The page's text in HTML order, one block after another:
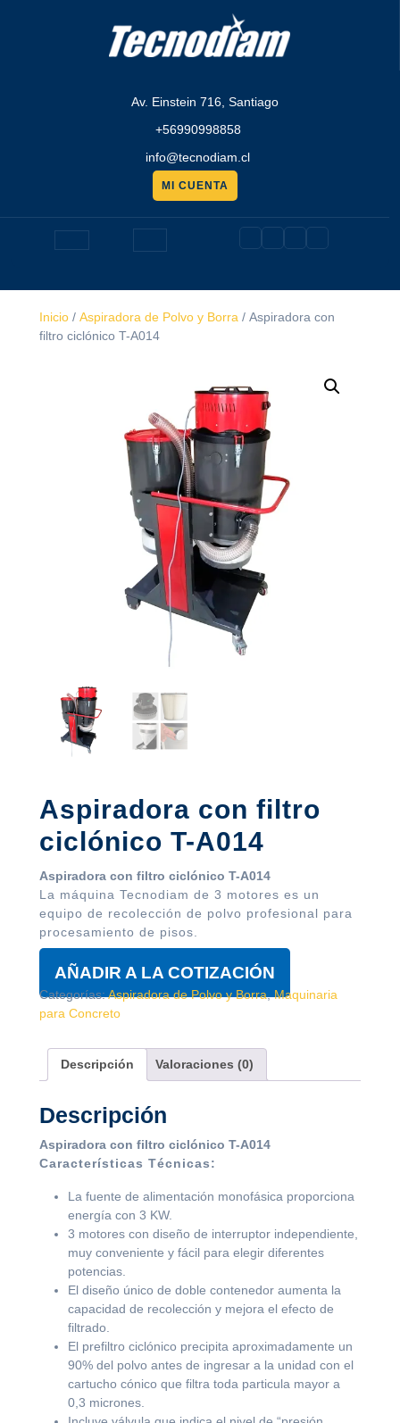
Av. Einstein 716, Santiago
+56990998858
info@tecnodiam.cl
MI CUENTA
presupuesto
Botón
de
apertura
Inicio / Aspiradora de Polvo y Borra / Aspiradora con
filtro ciclónico T-A014
Aspiradora con filtro
ciclónico T-A014
Aspiradora con filtro ciclónico T-A014
La máquina Tecnodiam de 3 motores es un
equipo de recolección de polvo profesional para
procesamiento de pisos.
AÑADIR A LA COTIZACIÓN
Categorías:Aspiradora de Polvo y Borra,Maquinaria
para Concreto
Descripción Valoraciones (0)
Descripción
Aspiradora con filtro ciclónico T-A014
Características Técnicas:
La fuente de alimentación monofásica proporciona
energía con 3 KW.
3 motores con diseño de interruptor independiente,
muy conveniente y fácil para elegir diferentes
potencias.
El diseño único de doble contenedor aumenta la
capacidad de recolección y mejora el efecto de
filtrado.
El prefiltro ciclónico precipita aproximadamente un
90% del polvo antes de ingresar a la unidad con el
cartucho cónico que filtra toda particula mayor a
0,3 micrones.